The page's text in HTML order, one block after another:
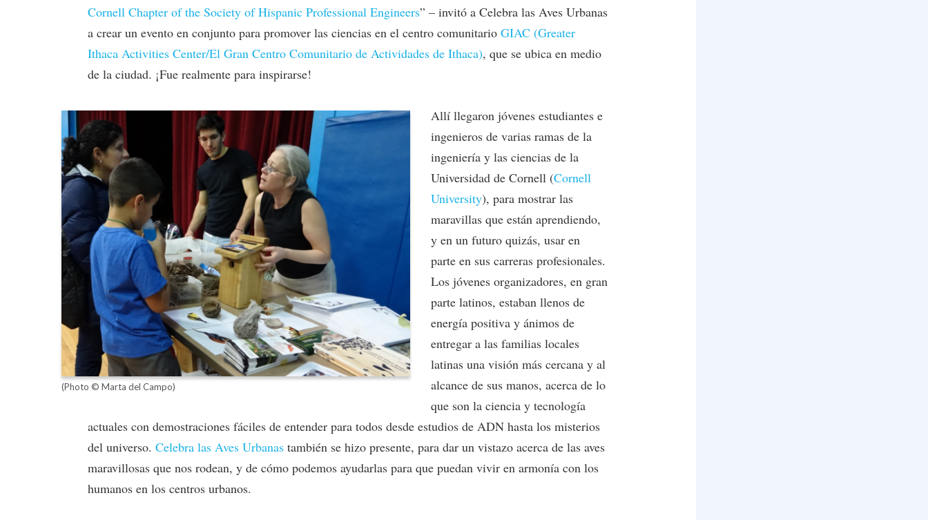
Cornell Chapter of the Society of Hispanic Professional Engineers” – invitó a Celebra las Aves Urbanas
a crear un evento en conjunto para promover las ciencias en el centro comunitario GIAC (Greater
Ithaca Activities Center/El Gran Centro Comunitario de Actividades de Ithaca), que se ubica en medio
de la ciudad. ¡Fue realmente para inspirarse!
(Photo © Marta del Campo)
Allí llegaron jóvenes estudiantes e
ingenieros de varias ramas de la
ingeniería y las ciencias de la
Universidad de Cornell (Cornell
University), para mostrar las
maravillas que están aprendiendo,
y en un futuro quizás, usar en
parte en sus carreras profesionales.
Los jóvenes organizadores, en gran
parte latinos, estaban llenos de
energía positiva y ánimos de
entregar a las familias locales
latinas una visión más cercana y al
alcance de sus manos, acerca de lo
que son la ciencia y tecnología
actuales con demostraciones fáciles de entender para todos desde estudios de ADN hasta los misterios
del universo. Celebra las Aves Urbanas también se hizo presente, para dar un vistazo acerca de las aves
maravillosas que nos rodean, y de cómo podemos ayudarlas para que puedan vivir en armonía con los
humanos en los centros urbanos.